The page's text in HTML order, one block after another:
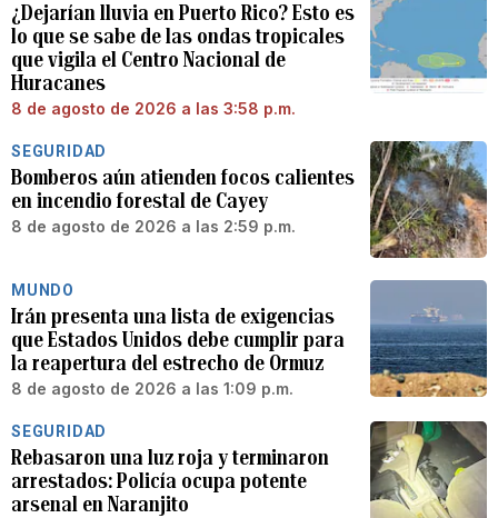
¿Dejarían lluvia en Puerto Rico? Esto es
lo que se sabe de las ondas tropicales
que vigila el Centro Nacional de
Huracanes
8 de agosto de 2026 a las 3:58 p.m.
SEGURIDAD
Bomberos aún atienden focos calientes
en incendio forestal de Cayey
8 de agosto de 2026 a las 2:59 p.m.
MUNDO
Irán presenta una lista de exigencias
que Estados Unidos debe cumplir para
la reapertura del estrecho de Ormuz
8 de agosto de 2026 a las 1:09 p.m.
SEGURIDAD
Rebasaron una luz roja y terminaron
arrestados: Policía ocupa potente
arsenal en Naranjito